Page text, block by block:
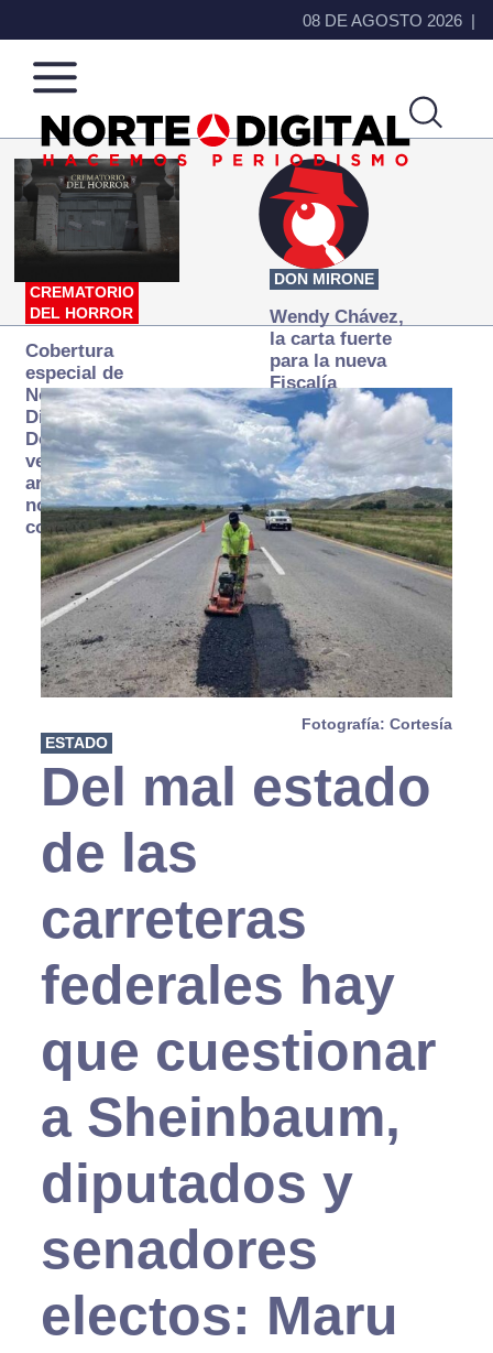
08 DE AGOSTO 2026
Norte
de
Ciudad
Más
que
noticias,
hacemos periodismo
CREMATORIO
DEL HORROR
Cobertura
especial de
Norte
Digital:
Donde la
verdad
arde… pero
no se
consume
DON MIRONE
Wendy Chávez,
la carta fuerte
para la nueva
Fiscalía
autónoma
Fotografía: Cortesía
ESTADO
Del mal estado
de las
carreteras
federales hay
que cuestionar
a Sheinbaum,
diputados y
senadores
electos: Maru